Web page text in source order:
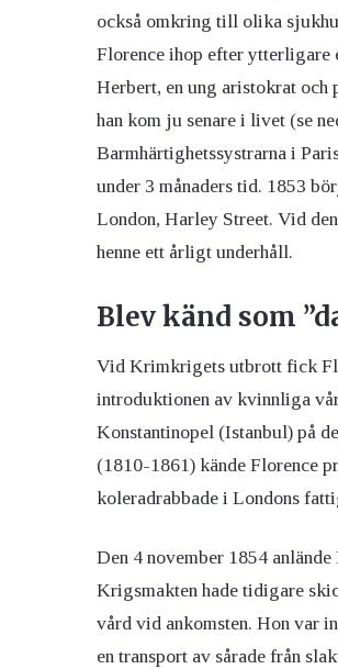
också omkring till olika
Florence ihop efter ytterligare
Herbert, en ung aristokrat och
han kom ju senare i livet (se
Barmhärtighetssystrarna i
under 3 månaders tid. 1853
London, Harley Street. Vid
henne ett årligt underhåll.
Blev känd som
Vid Krimkrigets utbrott fick
introduktionen av kvinnliga
Konstantinopel (Istanbul) på
(1810-1861) kände Florence
koleradrabbade i Londons
Den 4 november 1854
Krigsmakten hade tidigare
vård vid ankomsten. Hon var
en transport av sårade från